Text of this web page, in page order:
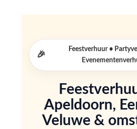
🎉
Feestverhuur •
Apeldoorn,
Veluwe &